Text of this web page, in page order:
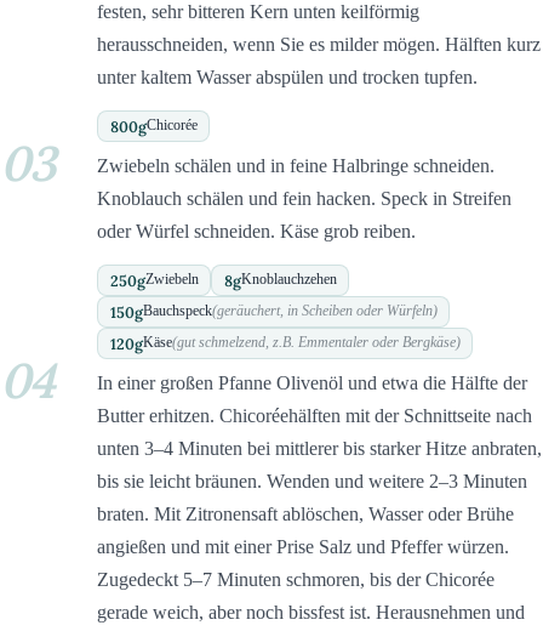
festen, sehr bitteren Kern unten keilförmig
herausschneiden, wenn Sie es milder mögen. Hälften kurz
unter kaltem Wasser abspülen und trocken tupfen.
800gChicorée
03
Zwiebeln schälen und in feine Halbringe schneiden.
Knoblauch schälen und fein hacken. Speck in Streifen
oder Würfel schneiden. Käse grob reiben.
250gZwiebeln 8gKnoblauchzehen
150gBauchspeck(geräuchert, in Scheiben oder Würfeln)
120gKäse(gut schmelzend, z.B. Emmentaler oder Bergkäse)
04
In einer großen Pfanne Olivenöl und etwa die Hälfte der
Butter erhitzen. Chicoréehälften mit der Schnittseite nach
unten 3–4 Minuten bei mittlerer bis starker Hitze anbraten,
bis sie leicht bräunen. Wenden und weitere 2–3 Minuten
braten. Mit Zitronensaft ablöschen, Wasser oder Brühe
angießen und mit einer Prise Salz und Pfeffer würzen.
Zugedeckt 5–7 Minuten schmoren, bis der Chicorée
gerade weich, aber noch bissfest ist. Herausnehmen und